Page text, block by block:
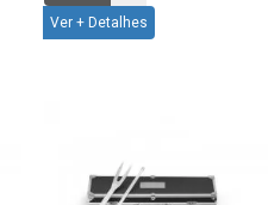
Ver + Detalhes